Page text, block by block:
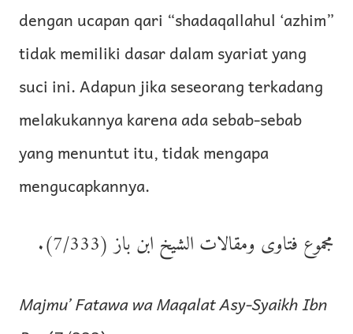
dengan ucapan qari “shadaqallahul ‘azhim”
tidak memiliki dasar dalam syariat yang
suci ini. Adapun jika seseorang terkadang
melakukannya karena ada sebab-sebab
yang menuntut itu, tidak mengapa
mengucapkannya.
مجموع فتاوى ومقالات الشيخ ابن باز (7/333).
Majmu’ Fatawa wa Maqalat Asy-Syaikh Ibn